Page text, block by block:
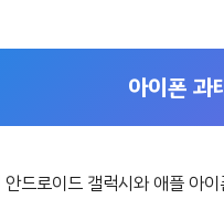
아이폰 과
드로이드 갤럭시와 애플 아